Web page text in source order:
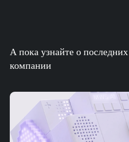
А пока узнайте о
компании